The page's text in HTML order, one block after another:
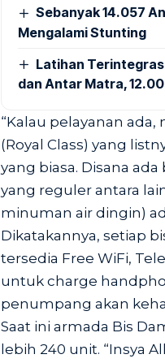
Sebanyak 14.057
Mengalami Stunting
Latihan
dan Antar Matra,
“Kalau pelayanan
(Royal Class) yang
yang biasa. Disana
yang reguler antara
minuman air dingin)
Dikatakannya, setiap
tersedia Free WiFi,
untuk charge
penumpang akan
Saat ini armada Bis
lebih 240 unit. “Insya